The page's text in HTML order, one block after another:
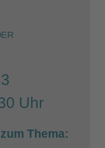
Uhr
Thema: